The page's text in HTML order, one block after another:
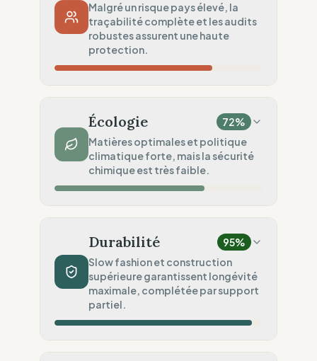
Malgré un risque pays élevé, la
traçabilité complète et les audits
robustes assurent une haute
protection.
Violations systématiques (USA)
Traçabilité 100
Ateliers nommés publiquement
Audits Sociaux
Écologie 72%
Matières optimales et politique
climatique forte, mais la sécurité
chimique est très faible.
Fibres recyclées (Upcycling)
Sécurité Chimique
Aucun label spécifique trouvé
Engagement Environnemental
Sobriété PME (Par échelle)
Durabilité 95%
Slow fashion et construction
supérieure garantissent longévité
maximale, complétée par support
partiel.